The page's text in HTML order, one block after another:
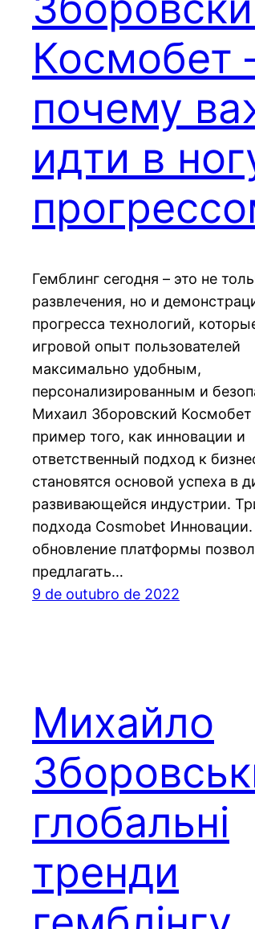
Космобет
почему
идти в
Гемблинг сегодня – это не
развлечения, но и
прогресса технологий,
игровой опыт пользователей
максимально удобным,
персонализированным и
Михаил Зборовский Космобет
пример того, как инновации и
ответственный подход к
становятся основой успеха в
развивающейся индустрии.
подхода Cosmobet
обновление платформы
предлагать…
9 de outubro de 2022
Михайло
глобальні
тренди